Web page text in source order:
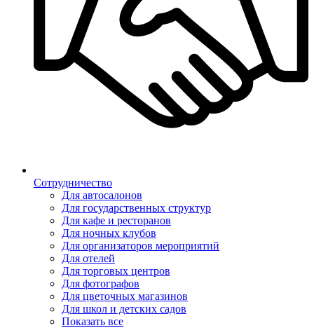
Сотрудничество
Для автосалонов
Для государственных структур
Для кафе и ресторанов
Для ночных клубов
Для организаторов мероприятий
Для отелей
Для торговых центров
Для фотографов
Для цветочных магазинов
Для школ и детских садов
Показать все